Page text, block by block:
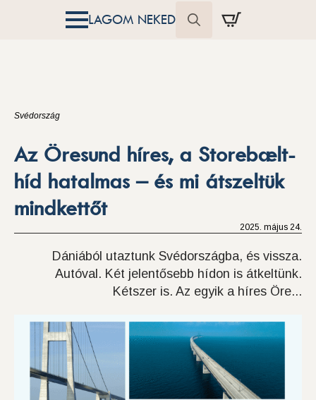
LAGOM NEKED
Svédország
Az Öresund híres, a Storebælt-
híd hatalmas – és mi átszeltük
mindkettőt
2025. május 24.
Dániából utaztunk Svédországba, és vissza.
Autóval. Két jelentősebb hídon is átkeltünk.
Kétszer is. Az egyik a híres Öre...